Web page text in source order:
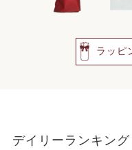
ラッピ
デイリーランキング